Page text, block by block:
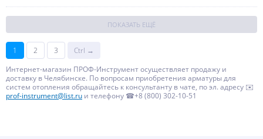
ПОКАЗАТЬ ЕЩЁ
1 2 3
Ctrl →
Интернет-магазин ПРОФ-Инструмент осуществляет продажу и
доставку в Челябинске. По вопросам приобретения арматуры для
систем отопления обращайтесь к консультанту в чате, по эл. адресу ✉️
prof-instrument@list.ru и телефону ☎+8 (800) 302-10-51